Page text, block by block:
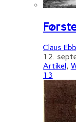
Claus
12.
Artikel ,
13